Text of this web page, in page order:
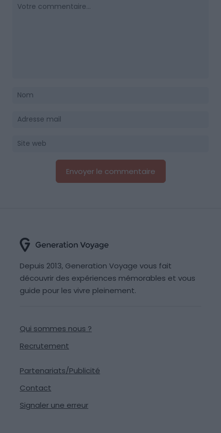
Depuis 2013, Generation Voyage vous fait
découvrir des expériences mémorables et vous
guide pour les vivre pleinement.
Qui sommes nous ?
Recrutement
Partenariats/Publicité
Contact
Signaler une erreur